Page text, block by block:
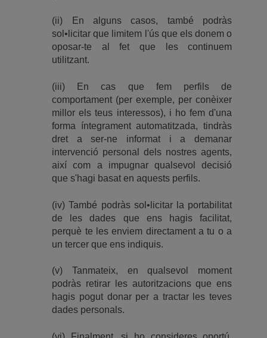
(ii) En alguns casos, també podràs
sol•licitar que limitem l'ús que els donem o
oposar-te al fet que les continuem
utilitzant.
(iii) En cas que fem perfils de
comportament (per exemple, per conèixer
millor els teus interessos), i ho fem d'una
forma íntegrament automatitzada, tindràs
dret a ser-ne informat i a demanar
intervenció personal dels nostres agents,
així com a impugnar qualsevol decisió
que s'hagi basat en aquests perfils.
(iv) També podràs sol•licitar la portabilitat
de les dades que ens hagis facilitat,
perquè te les enviem directament a tu o a
un tercer que ens indiquis.
(v) Tanmateix, en qualsevol moment
podràs retirar les autoritzacions que ens
hagis pogut donar per a tractar les teves
dades personals.